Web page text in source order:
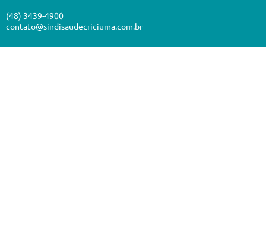
(48) 3439-4900
contato@sindisaudecriciuma.com.br